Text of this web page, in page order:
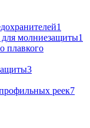
1
молниезащиты1
плавкого
3
реек7